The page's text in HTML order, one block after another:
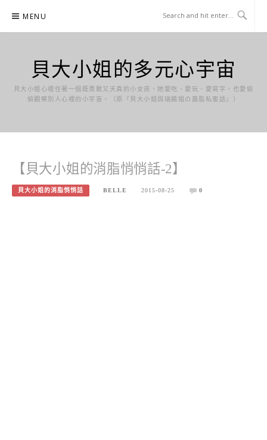
content
MENU
貝大小姐的多元心宇宙
貝大小姐心裡住著一個既勇敢又天真的小女孩，她愛吃、愛玩、愛寫字，也愛偷
偷觀察別人心裡的小宇宙。（原『貝大小姐與瑞餚姐の囂脂私蜜話』）
【貝大小姐的消脂悄悄話-2】
貝大小姐的消脂悄悄話 BELLE 2015-08-25 0